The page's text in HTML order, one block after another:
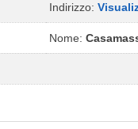
Indirizzo:
Nome: